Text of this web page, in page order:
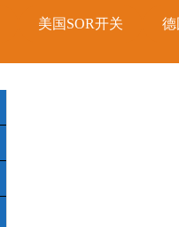
美国SOR开关
美国SOR开关